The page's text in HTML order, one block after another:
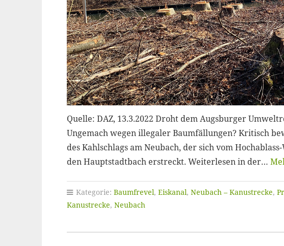
Quelle: DAZ, 13.3.2022 Droht dem Augsburger
Ungemach wegen illegaler Baumfällungen? Kritisch
des Kahlschlags am Neubach, der sich vom
den Hauptstadtbach erstreckt. Weiterlesen in der…
Kategorie: Baumfrevel, Eiskanal, Neubach – Kanustrecke,
Kanustrecke, Neubach